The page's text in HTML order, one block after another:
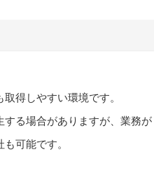
得しやすい環境です。
する場合がありますが、業務が
可能です。